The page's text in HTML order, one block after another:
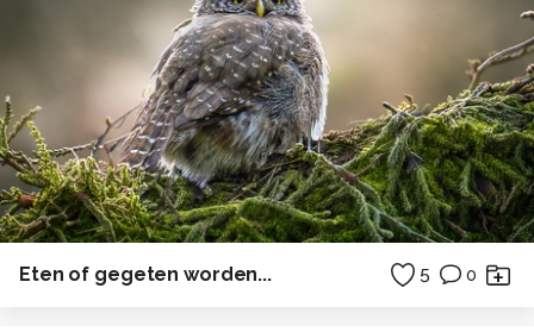
Eten of gegeten worden... 5 0